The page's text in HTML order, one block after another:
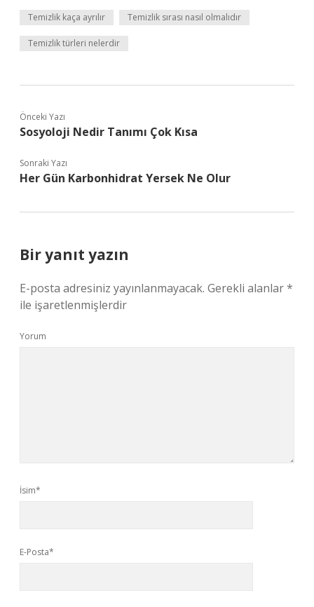
Temizlik kaça ayrılır Temizlik sırası nasıl olmalıdır
Temizlik türleri nelerdir
Önceki Yazı
Sosyoloji Nedir Tanımı Çok Kısa
Sonraki Yazı
Her Gün Karbonhidrat Yersek Ne Olur
Bir yanıt yazın
E-posta adresiniz yayınlanmayacak. Gerekli alanlar*
ile işaretlenmişlerdir
Yorum
İsim*
E-Posta*